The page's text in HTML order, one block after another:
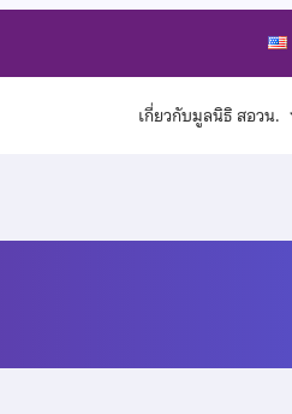
เกี่ยวกับมูลนิธิ สอวน.